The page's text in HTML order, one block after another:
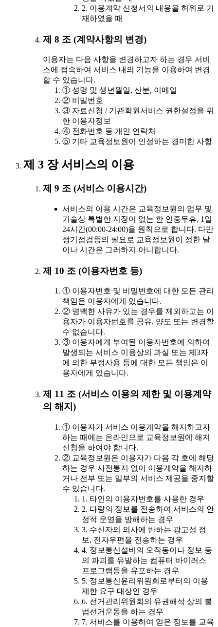
2. 이용계약 신청서의 내용을 허위로 기
재하였을 때
제 8 조 (계약사항의 변경)
이용자는 다음 사항을 변경하고자 하는 경우 서비
스에 접속하여 서비스 내의 기능을 이용하여 변경
할 수 있습니다.
① 성명 및 생년월일, 신분, 이메일
② 비밀번호
③ 자료신청 / 기관회원서비스 권한설정을 위
한 이용자정보
④ 전화번호 등 개인 연락처
⑤ 기타 교육정보원이 인정하는 경미한 사항
제 3 장 서비스의 이용
제 9 조 (서비스 이용시간)
서비스의 이용 시간은 교육정보원의 업무 및
기술상 특별한 지장이 없는 한 연중무휴, 1일
24시간(00:00-24:00)을 원칙으로 합니다. 다만
정기점검등의 필요로 교육정보원이 정한 날
이나 시간은 그러하지 아니합니다.
제 10 조 (이용자번호 등)
① 이용자번호 및 비밀번호에 대한 모든 관리
책임은 이용자에게 있습니다.
② 명백한 사유가 있는 경우를 제외하고는 이
용자가 이용자번호를 공유, 양도 또는 변경할
수 없습니다.
③ 이용자에게 부여된 이용자번호에 의하여
발생되는 서비스 이용상의 과실 또는 제3자
에 의한 부정사용 등에 대한 모든 책임은 이
용자에게 있습니다.
제 11 조 (서비스 이용의 제한 및 이용계약
의 해지)
① 이용자가 서비스 이용계약을 해지하고자
하는 때에는 온라인으로 교육정보원에 해지
신청을 하여야 합니다.
② 교육정보원은 이용자가 다음 각 호에 해당
하는 경우 사전통지 없이 이용계약을 해지하
거나 전부 또는 일부의 서비스 제공을 중지할
수 있습니다.
1. 타인의 이용자번호를 사용한 경우
2. 다량의 정보를 전송하여 서비스의 안
정적 운영을 방해하는 경우
3. 수신자의 의사에 반하는 광고성 정
보, 전자우편을 전송하는 경우
4. 정보통신설비의 오작동이나 정보 등
의 파괴를 유발하는 컴퓨터 바이러스
프로그램등을 유포하는 경우
5. 정보통신윤리위원회로부터의 이용
제한 요구 대상인 경우
6. 선거관리위원회의 유권해석 상의 불
법선거운동을 하는 경우
7. 서비스를 이용하여 얻은 정보를 교육